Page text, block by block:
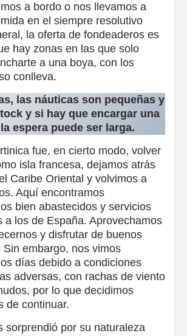
a bordo o nos llevamos a
en el siempre resolutivo
la oferta de fondeaderos es
hay zonas en las que solo
a una boya, con los
conlleva.
las náuticas son pequeñas y
y si hay que encargar una
espera puede ser larga.
fue, en cierto modo, volver
isla francesa, dejamos atrás
Caribe Oriental y volvimos a
Aquí encontramos
bien abastecidos y servicios
a los de España. Aprovechamos
y disfrutar de buenos
Sin embargo, nos vimos
días debido a condiciones
adversas, con rachas de viento
por lo que decidimos
de continuar.
sorprendió por su naturaleza